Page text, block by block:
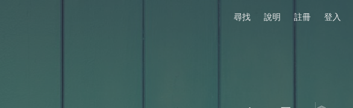
尋找 說明 註冊 登入
《馬戲團的龍》作品連結